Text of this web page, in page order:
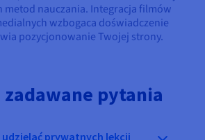
metod nauczania. Integracja filmów
wzbogaca doświadczenie
pozycjonowanie Twojej strony.
zadawane pytania
prywatnych lekcji